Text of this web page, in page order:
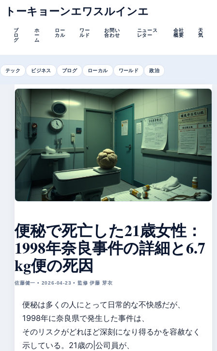
トーキョーンエワスルインエ
ブ
ロ
グ
ホ
ー
ム
ロー
カル
ワー
ルド
お問い
合わせ
ニュース
レター
会社
概要
天
気
テック ビジネス ブログ ローカル ワールド 政治
便秘で死亡した21歳女性：
1998年奈良事件の詳細と6.7
kg便の死因
佐藤健一 • 2026-04-23 • 監修 伊藤 芽衣
便秘は多くの人にとって日常的な不快感だが、
1998年に奈良県で発生した事件は、
そのリスクがどれほど深刻になり得るかを容赦なく
示している。21歳の|公司員が、